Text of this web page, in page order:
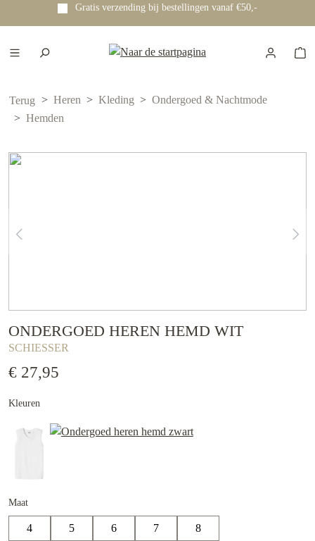
hoofdinhoud
Gratis verzending bij bestellingen vanaf €50,-
Terug Heren Kleding
Ondergoed & Nachtmode
Hemden
ONDERGOED HEREN HEMD WIT
SCHIESSER
€ 27,95
Kleuren
Maat
4 5 6 7 8